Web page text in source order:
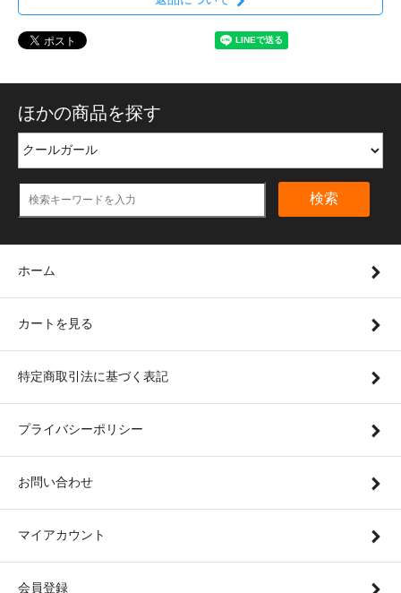
ほかの商品を探す
検索
ホーム
カートを見る
特定商取引法に基づく表記
プライバシーポリシー
お問い合わせ
マイアカウント
会員登録